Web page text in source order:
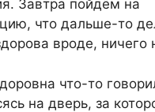
Завтра пойдём на
что дальше-то
вроде, ничего
что-то
на дверь, за